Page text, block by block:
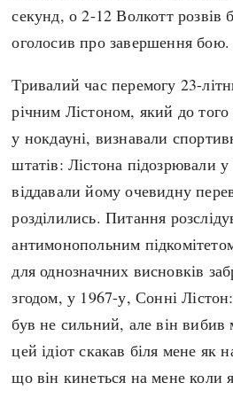
Регіони
Америка
А(нта)рктика
Африка
Європа
секунд, о 2-12 Волкотт розвів
оголосив про завершення бою.
Тривалий час перемогу 23-
річним Лістоном, який до того
у нокдауні, визнавали
штатів: Лістона підозрювали
віддавали йому очевидну
розділились. Питання
антимонопольним
для однозначних висновків
згодом, у 1967-у, Сонні
був не сильний, але він вибив
цей ідіот скакав біля мене як
що він кинеться на мене коли